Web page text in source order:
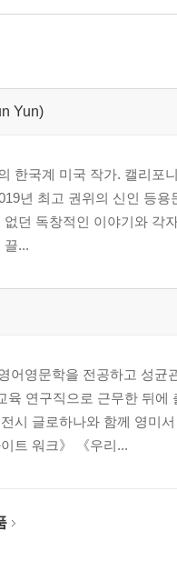
Yun)
한국계 미국 작가. 캘리포
년 최고 권위의 신인 등
없던 독창적인 이야기와 각
끌...
어영문학을 전공하고 성
육 연구직으로 근무한 뒤
시 글로하나와 함께 영미
트 워크》 《우리...